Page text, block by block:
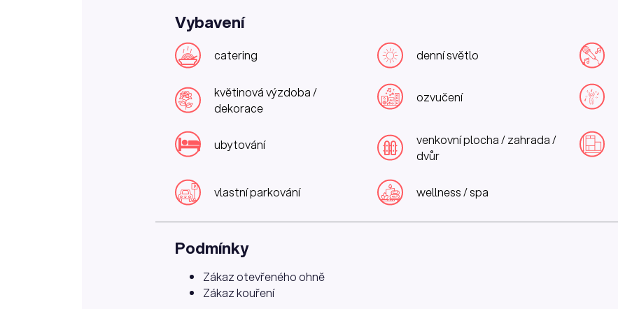
Vybavení
catering denní světlo
květinová výzdoba /
dekorace
ozvučení
ubytování
venkovní plocha / zahrada /
dvůr
vlastní parkování wellness / spa
Podmínky
Zákaz otevřeného ohně
Zákaz kouření